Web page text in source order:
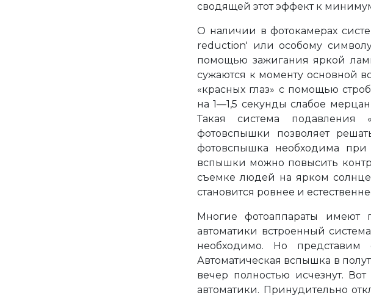
сводящей этот эффект к
О наличии в фотокамерах
reduction' или особому символу
помощью зажигания яркой
сужаются к моменту основной
«красных глаз» с помощью
на 1—1,5 секунды слабое
Такая система подавления
фотовспышки позволяет
фотовспышка необходима
вспышки можно повысить
съемке людей на ярком
становится ровнее и
Многие фотоаппараты
автоматики встроенный
необходимо. Но представим
Автоматическая вспышка в
вечер полностью исчезнут.
автоматики. Принудительно